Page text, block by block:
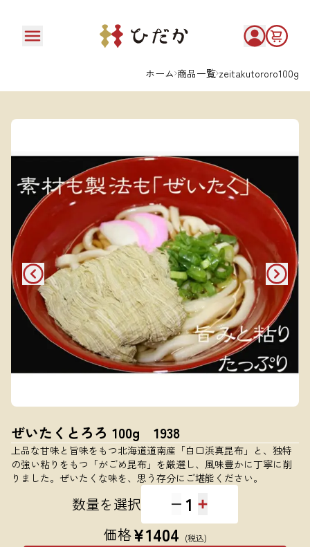
ホーム 商品一覧 zeitakutororo100g
ぜいたくとろろ 100g 1938
上品な甘味と旨味をもつ北海道道南産「白口浜真昆布」と、独特
の強い粘りをもつ「がごめ昆布」を厳選し、風味豊かに丁寧に削
りました。ぜいたくな味を、思う存分にご堪能ください。
数量を選択 1
価格¥1404 (税込)